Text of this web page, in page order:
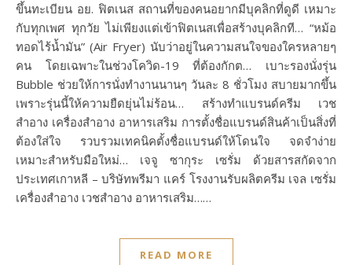
ขึ้นทะเบียน อย. ฟิตเนส สถานที่ของคนอยากมีบุคลิกที่ดูดี เหมาะ
กับทุกเพศ ทุกวัย ไม่เพียงแต่เข้าฟิตเนสเพื่อสร้างบุคลิกที… “หม้อ
ทอดไร้น้ำมัน” (Air Fryer) นับว่าอยู่ในความสนใจของใครหลายๆ
คน โดยเฉพาะในช่วงโควิด-19 ที่ต้องกักต… เบาะรองนั่งรุ่น
Bubble ช่วยให้การนั่งทำงานนานๆ วันละ 8 ชั่วโมง สบายมากขึ้น
เพราะรุ่นนี้ให้ความยืดยุ่นไม่ร้อน… สร้างทำแบรนด์ครีม เวช
สำอาง เครื่องสำอาง อาหารเสริม การตั้งชื่อแบรนด์สินค้าเป็นสิ่งที่
ต้องใส่ใจ รวบรวมเทคนิคตั้งชื่อแบรนด์ให้โดนใจ จดจำง่าย
เหมาะสำหรับมือใหม่… เจจู ซากุระ เซรั่ม ด้วยสารสกัดจาก
ประเทศเกาหลี – บริษัทพรีมา แคร์ โรงงานรับผลิตครีม เจล เซรั่ม
เครื่องสำอาง เวชสำอาง อาหารเสริม……
READ MORE